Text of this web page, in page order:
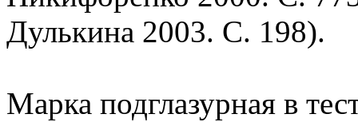
Дулькина 2003. С. 198).
Марка подглазурная в